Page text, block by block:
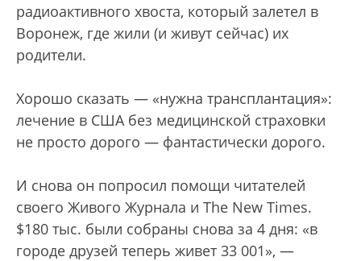
радиоактивного хвоста, который залетел в
Воронеж, где жили (и живут сейчас) их
родители.
Хорошо сказать — «нужна трансплантация»:
лечение в США без медицинской страховки
не просто дорого — фантастически дорого.
И снова он попросил помощи читателей
своего Живого Журнала и The New Times.
$180 тыс. были собраны снова за 4 дня: «в
городе друзей теперь живет 33 001», —